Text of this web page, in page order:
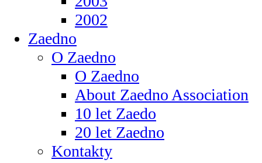
2002
Zaedno
O Zaedno
O Zaedno
About Zaedno Association
10 let Zaedo
20 let Zaedno
Kontakty